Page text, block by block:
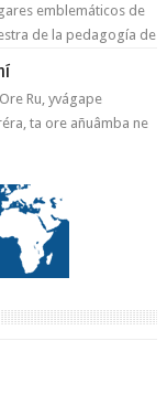
emblemáticos de
de la pedagogía de
Ru, yvágape
ta ore añuâmba ne